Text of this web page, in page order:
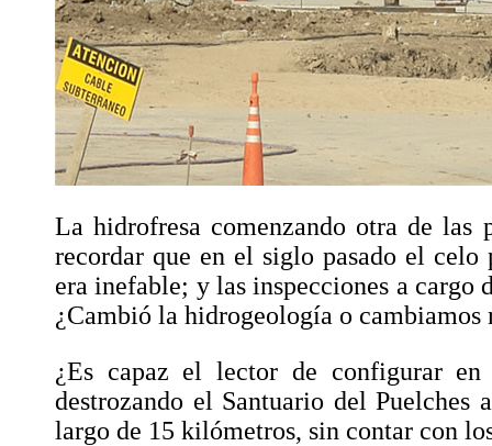
La hidrofresa comenzando otra de las
recordar que en el siglo pasado el
era inefable; y las inspecciones a
¿Cambió la hidrogeología o cambiamos
¿Es capaz el lector de configurar
destrozando el Santuario del
largo de 15 kilómetros, sin contar con